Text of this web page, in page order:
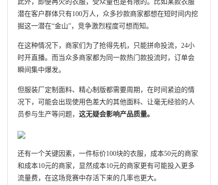
此外，即便再火的衣服，受众量也是有限的。比如某款衣服
潜在客户群体只有100万人，众多抄款商家都想在短时间内挖
掘这一潜在“金山”，竞争激烈程度可想而知。
在这种情况下，商家们为了抢得先机，只能拼命投流，24小
时开直播。而当众多商家都为同一款热门款投流时，订单会
瞬间集中爆发。
但服装厂定制面料、精心制版都需要周期，在时间紧迫的情
况下，可能会出现使用色差大的其他面料、让毫无经验的人
员参与生产等问题， 这无疑会影响产品质量。
还有一个关键因素，一件标价100块的衣服，成本50元的商家
和成本10元的商家，显然成本10元的商家更有可能投入更多
流量费，在这场竞赛中存活下来的几率也更大。